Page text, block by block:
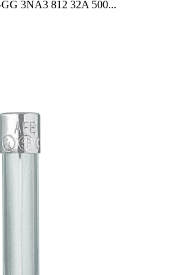
3NA3 812 32A 500...